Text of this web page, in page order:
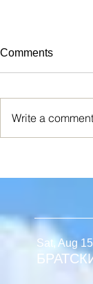
Comments
Write a
Sat, Aug 15